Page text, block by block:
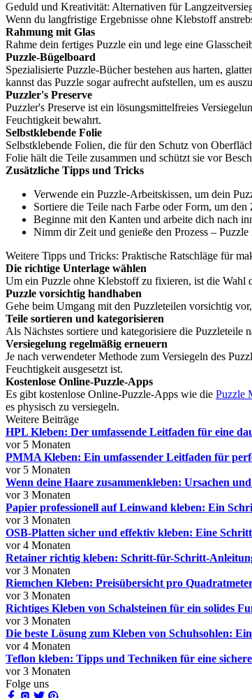
Geduld und Kreativität: Alternativen für
Wenn du langfristige Ergebnisse ohne Klebstoff
Rahmung mit Glas
Rahme dein fertiges Puzzle ein und lege eine
Puzzle-Bügelboard
Spezialisierte Puzzle-Bücher bestehen aus harten,
kannst das Puzzle sogar aufrecht aufstellen, um es
Puzzler's Preserve
Puzzler's Preserve ist ein lösungsmittelfreies
Feuchtigkeit bewahrt.
Selbstklebende Folie
Selbstklebende Folien, die für den Schutz von
Folie hält die Teile zusammen und schützt sie vor
Zusätzliche Tipps und Tricks
Verwende ein Puzzle-Arbeitskissen, um dein
Sortiere die Teile nach Farbe oder Form, um den
Beginne mit den Kanten und arbeite dich nach
Nimm dir Zeit und genieße den Prozess –
Weitere Tipps und Tricks: Praktische Ratschläge für
Die richtige Unterlage wählen
Um ein Puzzle ohne Klebstoff zu fixieren, ist die Wahl
Puzzle vorsichtig handhaben
Gehe beim Umgang mit den Puzzleteilen vorsichtig
Teile sortieren und kategorisieren
Als Nächstes sortiere und kategorisiere die Puzzleteile
Versiegelung regelmäßig erneuern
Je nach verwendeter Methode zum Versiegeln des
Feuchtigkeit ausgesetzt ist.
Kostenlose Online-Puzzle-Apps
Es gibt kostenlose Online-Puzzle-Apps wie die Puzzle
es physisch zu versiegeln.
Weitere Beiträge
HPL Kleben: Der umfassende Leitfaden für eine
vor 5 Monaten
PMMA Kleben: Ein umfassender Leitfaden für
vor 5 Monaten
Wenn deine Haare zusammenkleben: Ursachen
vor 3 Monaten
Papier professionell auf Leinwand kleben: Ein
vor 3 Monaten
OSB-Platten sicher und effektiv kleben: Eine
vor 4 Monaten
Retainer richtig kleben: Schritt-für-Schritt-
vor 3 Monaten
Riemchen Kleben: Preisübersicht pro
vor 3 Monaten
Richtiges Kleben von Schalsteinen für ein solides
vor 3 Monaten
Die beste Lösung zum Kleben von Schuhsohlen:
vor 4 Monaten
Teflon kleben: Tipps und Techniken für eine
vor 3 Monaten
Folge uns